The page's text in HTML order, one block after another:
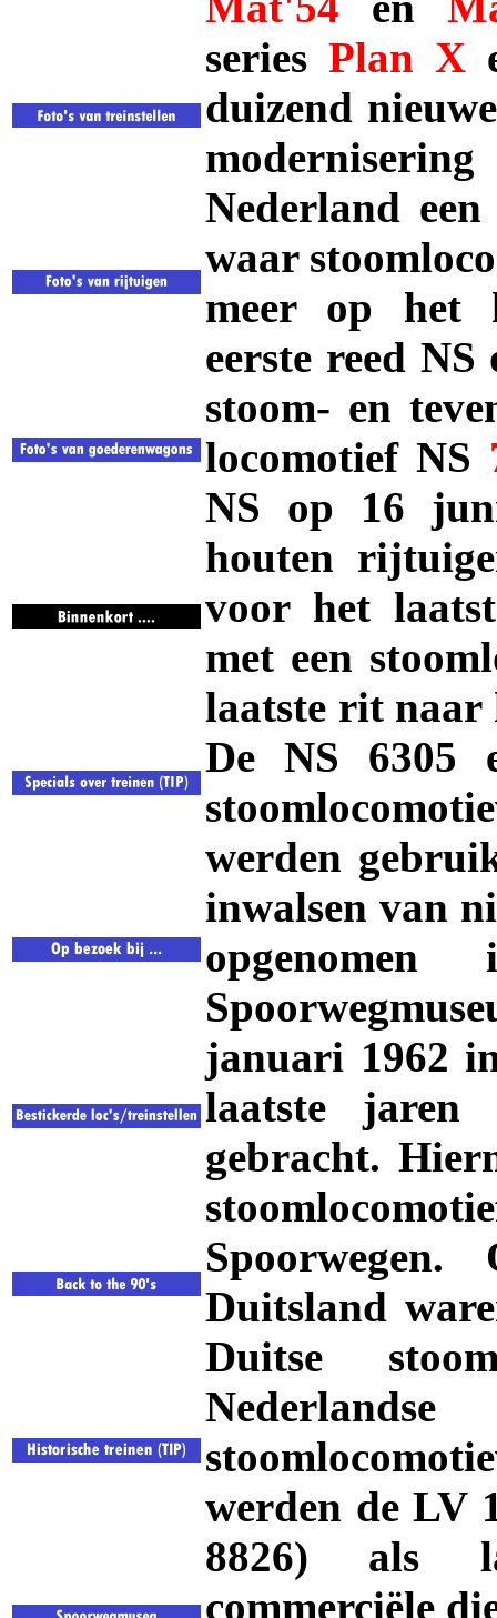
series Plan X
duizend
Nederland
waar
meer op het
eerste reed
stoom- en
locomotief NS
NS op 16
houten
voor het
met een
laatste rit
De NS 6305
werden
inwalsen van
januari 1962
laatste jaren
gebracht.
Duitsland
Duitse
werden de LV
8826) als
commerciële